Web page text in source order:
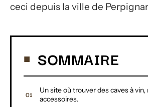
ceci depuis la ville de
SOMMAIRE
Un site où trouver des caves à
accessoires.